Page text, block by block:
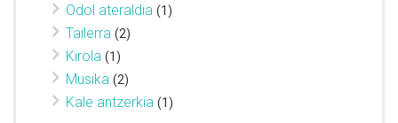
Odol ateraldia (1)
Tailerra (2)
Kirola (1)
Musika (2)
Kale antzerkia (1)